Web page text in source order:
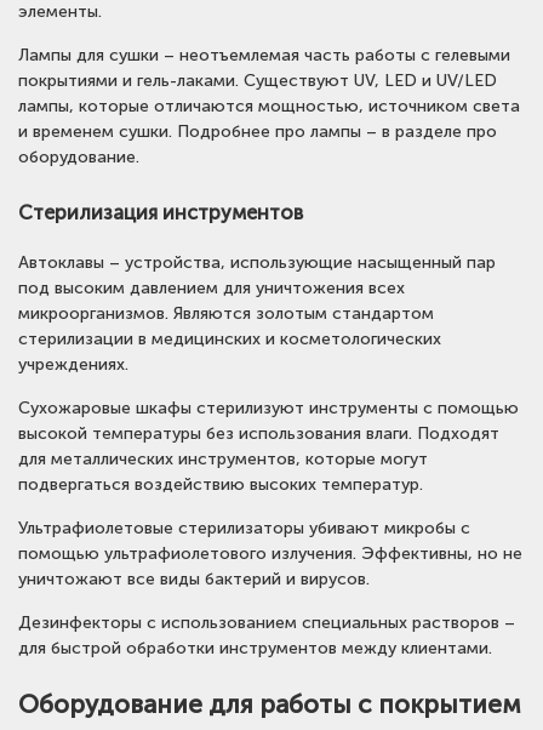
элементы.
Лампы для сушки – неотъемлемая часть работы с гелевыми
покрытиями и гель-лаками. Существуют UV, LED и UV/LED
лампы, которые отличаются мощностью, источником света
и временем сушки. Подробнее про лампы – в разделе про
оборудование.
Стерилизация инструментов
Автоклавы – устройства, использующие насыщенный пар
под высоким давлением для уничтожения всех
микроорганизмов. Являются золотым стандартом
стерилизации в медицинских и косметологических
учреждениях.
Сухожаровые шкафы стерилизуют инструменты с помощью
высокой температуры без использования влаги. Подходят
для металлических инструментов, которые могут
подвергаться воздействию высоких температур.
Ультрафиолетовые стерилизаторы убивают микробы с
помощью ультрафиолетового излучения. Эффективны, но не
уничтожают все виды бактерий и вирусов.
Дезинфекторы с использованием специальных растворов –
для быстрой обработки инструментов между клиентами.
Оборудование для работы с покрытием